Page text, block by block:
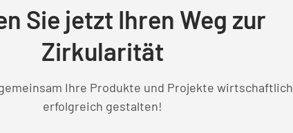
Sie jetzt Ihren Weg zur
Zirkularität
Ihre Produkte und Projekte wirtschaftlich
erfolgreich gestalten!